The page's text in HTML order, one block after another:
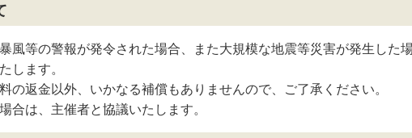
風等の警報が発令された場合、また大規模な地震等災害が発生した場
します。
の返金以外、いかなる補償もありませんので、ご了承ください。
合は、主催者と協議いたします。